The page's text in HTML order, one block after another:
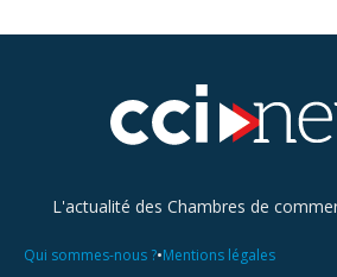
L'actualité des Chambres de
Qui sommes-nous ?•Mentions légales